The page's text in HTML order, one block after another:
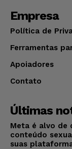
Empresa
Política de
Ferramentas
Apoiadores
Contato
Últimas
Meta é alvo de
conteúdo
suas